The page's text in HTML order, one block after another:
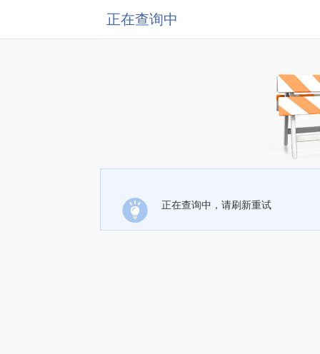
正在查询中
正在查询中，请刷新重试